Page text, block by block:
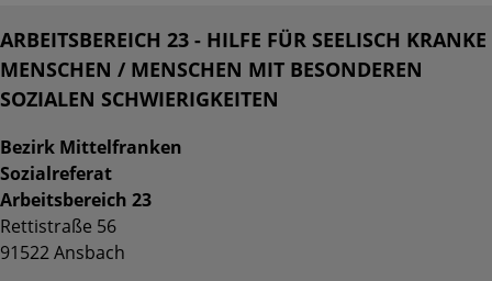
Kontakt
ARBEITSBEREICH 23 - HILFE FÜR SEELISCH KRANKE
MENSCHEN / MENSCHEN MIT BESONDEREN
SOZIALEN SCHWIERIGKEITEN
Bezirk Mittelfranken
Sozialreferat
Arbeitsbereich 23
Rettistraße 56
91522 Ansbach